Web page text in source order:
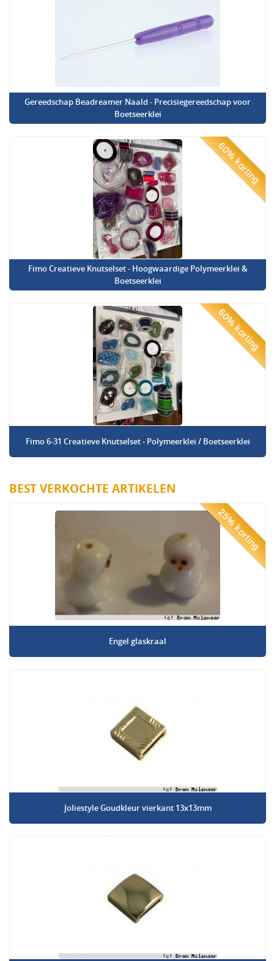
Gereedschap Beadreamer Naald - Precisiegereedschap voor
Boetseerklei
60% korting
Fimo Creatieve Knutselset - Hoogwaardige Polymeerklei &
Boetseerklei
60% korting
Fimo 6-31 Creatieve Knutselset - Polymeerklei / Boetseerklei
BEST VERKOCHTE ARTIKELEN
25% korting
Engel glaskraal
Joliestyle Goudkleur vierkant 13x13mm